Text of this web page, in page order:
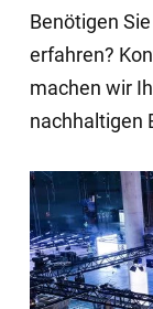
Benötigen
erfahren?
machen wir
nachhaltigen